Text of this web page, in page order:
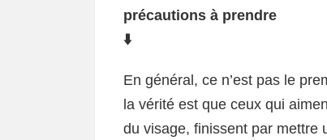
précautions à prendre
⬇️
En général, ce n’est pas le
la vérité est que ceux qui
du visage, finissent par mettre